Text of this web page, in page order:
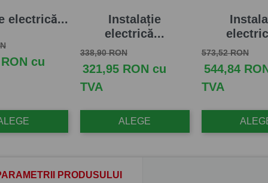
electrică...
Pret
cu
Instalație
electrică...
Pret de baza
338,90 RONPret
321,95 RON cu
TVA
ALEGE
Pret de baza
573,52 RONPret
544,84
TVA
PRODUSULUI